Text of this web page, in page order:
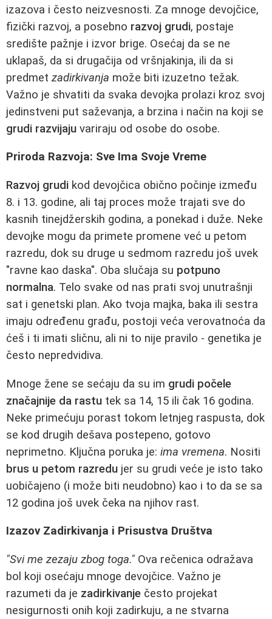
izazova i često neizvesnosti. Za mnoge devojčice,
fizički razvoj, a posebno razvoj grudi, postaje
središte pažnje i izvor brige. Osećaj da se ne
uklapaš, da si drugačija od vršnjakinja, ili da si
predmet zadirkivanja može biti izuzetno težak.
Važno je shvatiti da svaka devojka prolazi kroz svoj
jedinstveni put saževanja, a brzina i način na koji se
grudi razvijaju variraju od osobe do osobe.
Priroda Razvoja: Sve Ima Svoje Vreme
Razvoj grudi kod devojčica obično počinje između
8. i 13. godine, ali taj proces može trajati sve do
kasnih tinejdžerskih godina, a ponekad i duže. Neke
devojke mogu da primete promene već u petom
razredu, dok su druge u sedmom razredu još uvek
"ravne kao daska". Oba slučaja su potpuno
normalna. Telo svake od nas prati svoj unutrašnji
sat i genetski plan. Ako tvoja majka, baka ili sestra
imaju određenu građu, postoji veća verovatnoća da
ćeš i ti imati sličnu, ali ni to nije pravilo - genetika je
često nepredvidiva.
Mnoge žene se sećaju da su im grudi počele
značajnije da rastu tek sa 14, 15 ili čak 16 godina.
Neke primećuju porast tokom letnjeg raspusta, dok
se kod drugih dešava postepeno, gotovo
neprimetno. Ključna poruka je: ima vremena. Nositi
brus u petom razredu jer su grudi veće je isto tako
uobičajeno (i može biti neudobno) kao i to da se sa
12 godina još uvek čeka na njihov rast.
Izazov Zadirkivanja i Prisustva Društva
"Svi me zezaju zbog toga." Ova rečenica odražava
bol koji osećaju mnoge devojčice. Važno je
razumeti da je zadirkivanje često projekat
nesigurnosti onih koji zadirkuju, a ne stvarna